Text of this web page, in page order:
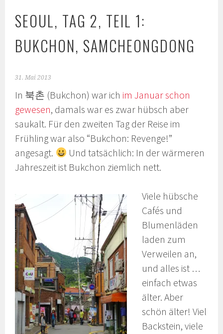
SEOUL, TAG 2, TEIL 1:
BUKCHON, SAMCHEONGDONG
31. Mai 2013
In 북촌 (Bukchon) war ich im Januar schon
gewesen, damals war es zwar hübsch aber
saukalt. Für den zweiten Tag der Reise im
Frühling war also “Bukchon: Revenge!”
angesagt.
Und tatsächlich: In der wärmeren
Jahreszeit ist Bukchon ziemlich nett.
Viele hübsche
Cafés und
Blumenläden
laden zum
Verweilen an,
und alles ist …
einfach etwas
älter. Aber
schön älter! Viel
Backstein, viele